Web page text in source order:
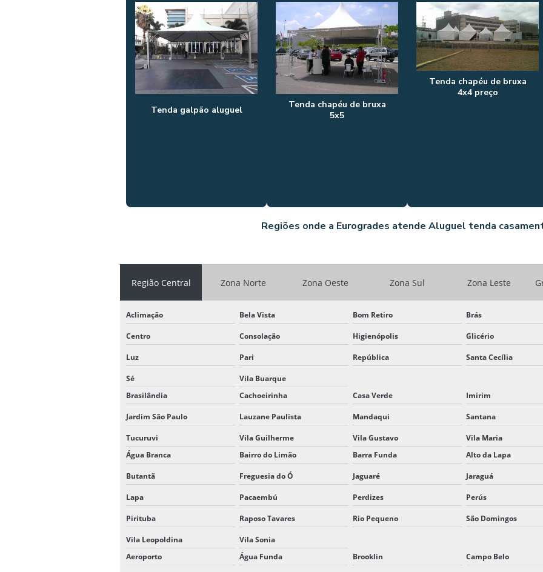
Tenda galpão aluguel
Tenda chapéu de bruxa
5x5
Tenda chapéu de bruxa
4x4 preço
Regiões onde a Eurogrades atende Aluguel tenda
Região Central Zona Norte Zona Oeste Zona Sul Zona Leste
Aclimação Bela Vista Bom Retiro Brás
Centro Consolação Higienópolis Glicério
Luz Pari República Santa Cecília
Sé
Vila Buarque
Brasilândia
Cachoeirinha Casa Verde Imirim
Jardim São Paulo Lauzane Paulista Mandaqui Santana
Tucuruvi Vila Guilherme Vila Gustavo Vila Maria
Água Branca
Bairro do Limão Barra Funda Alto da Lapa
Butantã Freguesia do Ó Jaguaré Jaraguá
Lapa Pacaembú Perdizes Perús
Pirituba Raposo Tavares Rio Pequeno São Domingos
Vila Leopoldina
Vila Sonia
Aeroporto
Água Funda Brooklin Campo Belo